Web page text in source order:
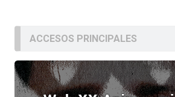
ACCESOS PRINCIPALES